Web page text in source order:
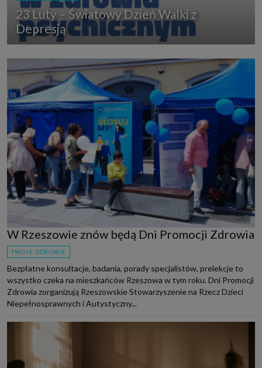
23 Luty – Światowy Dzień Walki z
Depresją
W Rzeszowie znów będą Dni Promocji Zdrowia
TWOJE ZDROWIE
Bezpłatne konsultacje, badania, porady specjalistów, prelekcje to
wszystko czeka na mieszkańców Rzeszowa w tym roku. Dni Promocji
Zdrowia zorganizują Rzeszowskie Stowarzyszenie na Rzecz Dzieci
Niepełnosprawnych i Autystyczny...